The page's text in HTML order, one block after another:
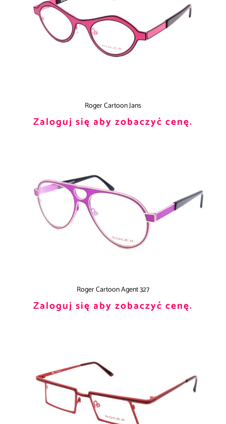
Roger Cartoon Jans
Zaloguj się aby zobaczyć cenę.
Roger Cartoon Agent 327
Zaloguj się aby zobaczyć cenę.